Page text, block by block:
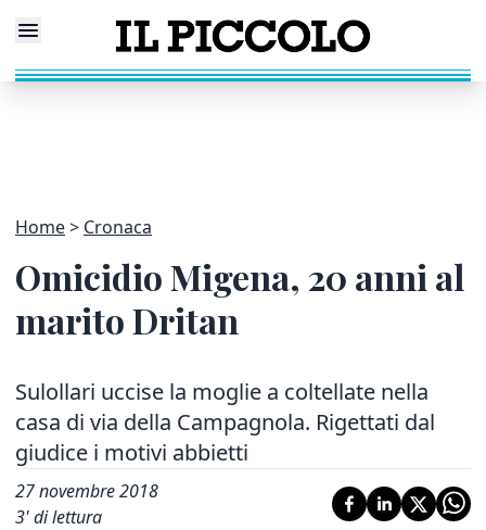
Home Cronaca
Omicidio Migena, 20 anni al
marito Dritan
Sulollari uccise la moglie a coltellate nella
casa di via della Campagnola. Rigettati dal
giudice i motivi abbietti
27 novembre 2018
3' di lettura